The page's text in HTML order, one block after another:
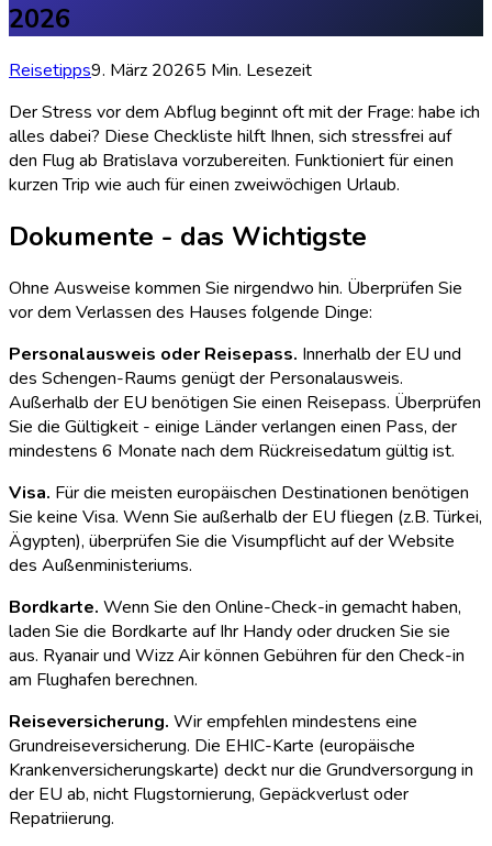
2026
Reisetipps9. März 20265 Min. Lesezeit
Der Stress vor dem Abflug beginnt oft mit der Frage: habe ich
alles dabei? Diese Checkliste hilft Ihnen, sich stressfrei auf
den Flug ab Bratislava vorzubereiten. Funktioniert für einen
kurzen Trip wie auch für einen zweiwöchigen Urlaub.
Dokumente - das Wichtigste
Ohne Ausweise kommen Sie nirgendwo hin. Überprüfen Sie
vor dem Verlassen des Hauses folgende Dinge:
Personalausweis oder Reisepass. Innerhalb der EU und
des Schengen-Raums genügt der Personalausweis.
Außerhalb der EU benötigen Sie einen Reisepass. Überprüfen
Sie die Gültigkeit - einige Länder verlangen einen Pass, der
mindestens 6 Monate nach dem Rückreisedatum gültig ist.
Visa. Für die meisten europäischen Destinationen benötigen
Sie keine Visa. Wenn Sie außerhalb der EU fliegen (z.B. Türkei,
Ägypten), überprüfen Sie die Visumpflicht auf der Website
des Außenministeriums.
Bordkarte. Wenn Sie den Online-Check-in gemacht haben,
laden Sie die Bordkarte auf Ihr Handy oder drucken Sie sie
aus. Ryanair und Wizz Air können Gebühren für den Check-in
am Flughafen berechnen.
Reiseversicherung. Wir empfehlen mindestens eine
Grundreiseversicherung. Die EHIC-Karte (europäische
Krankenversicherungskarte) deckt nur die Grundversorgung in
der EU ab, nicht Flugstornierung, Gepäckverlust oder
Repatriierung.